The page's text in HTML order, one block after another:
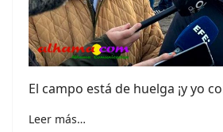
El campo está de huelga ¡y yo
Leer más…